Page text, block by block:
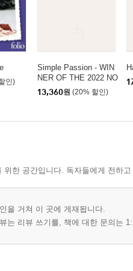
인)
Simple Passion - WIN
NER OF THE 2022 NO
BEL PRIZE IN LITERA
TURE
13,360원 (20% 할인)
위한 공간입니다. 독자들에게 전하
을 거쳐 이 곳에 게재됩니다.
는 리뷰 쓰기를, 책에 대한 문의는